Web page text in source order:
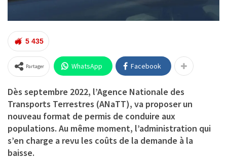
5 435
Partager WhatsApp Facebook
Dès septembre 2022, l’Agence Nationale des
Transports Terrestres (ANaTT), va proposer un
nouveau format de permis de conduire aux
populations. Au même moment, l’administration qui
s’en charge a revu les coûts de la demande à la
baisse.